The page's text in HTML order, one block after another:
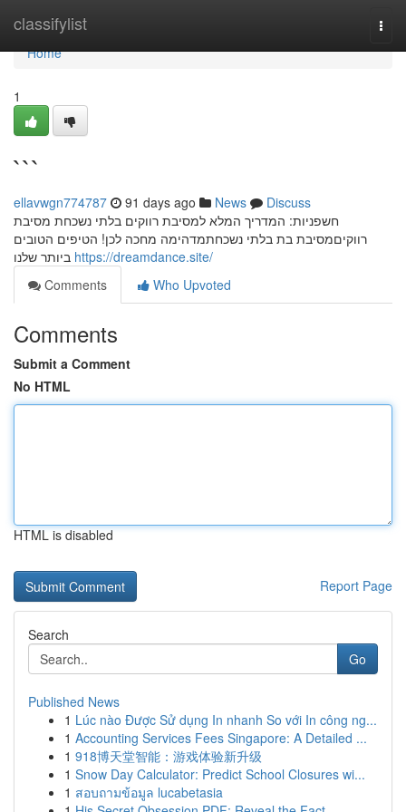
classifylist
Home
Home
1
```
ellavwgn774787 91 days ago News
Discuss
חשפניות: המדריך המלא למסיבת רווקים בלתי נשכחת מסיבת
רווקיםמסיבת בת בלתי נשכחתמדהימה מחכה לכן! הטיפים הטובים
https://dreamdance.site/
Comments
Who Upvoted
Comments
Submit a Comment
No HTML
HTML is disabled
Report Page
Search
Go
Published News
1 Lúc nào Được Sử dụng In nhanh So với In công ng...
1 Accounting Services Fees Singapore: A Detailed ...
1 918博天堂智能：游戏体验新升级
1 Snow Day Calculator: Predict School Closures wi...
1 สอบถามข้อมูล lucabetasia